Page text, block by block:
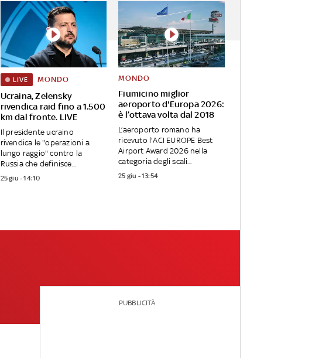
Ucraina, Zelensky
rivendica raid fino a 1.500
km dal fronte. LIVE
LIVE MONDO
Il presidente ucraino
rivendica le "operazioni a
lungo raggio" contro la
Russia che definisce...
25 giu - 14:10
Fiumicino miglior
aeroporto d'Europa 2026:
è l’ottava volta dal 2018
MONDO
L’aeroporto romano ha
ricevuto l'ACI EUROPE Best
Airport Award 2026 nella
categoria degli scali...
25 giu - 13:54
PUBBLICITÀ